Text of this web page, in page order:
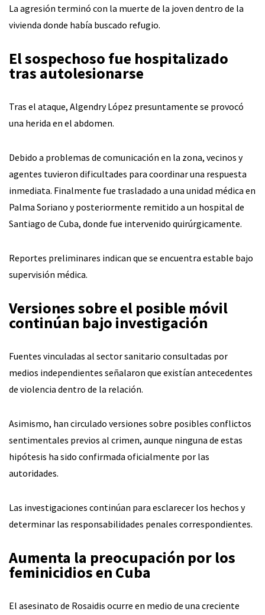
La agresión terminó con la muerte de la joven dentro de la
vivienda donde había buscado refugio.
El sospechoso fue hospitalizado
tras autolesionarse
Tras el ataque, Algendry López presuntamente se provocó
una herida en el abdomen.
Debido a problemas de comunicación en la zona, vecinos y
agentes tuvieron dificultades para coordinar una respuesta
inmediata. Finalmente fue trasladado a una unidad médica en
Palma Soriano y posteriormente remitido a un hospital de
Santiago de Cuba, donde fue intervenido quirúrgicamente.
Reportes preliminares indican que se encuentra estable bajo
supervisión médica.
Versiones sobre el posible móvil
continúan bajo investigación
Fuentes vinculadas al sector sanitario consultadas por
medios independientes señalaron que existían antecedentes
de violencia dentro de la relación.
Asimismo, han circulado versiones sobre posibles conflictos
sentimentales previos al crimen, aunque ninguna de estas
hipótesis ha sido confirmada oficialmente por las
autoridades.
Las investigaciones continúan para esclarecer los hechos y
determinar las responsabilidades penales correspondientes.
Aumenta la preocupación por los
feminicidios en Cuba
El asesinato de Rosaidis ocurre en medio de una creciente